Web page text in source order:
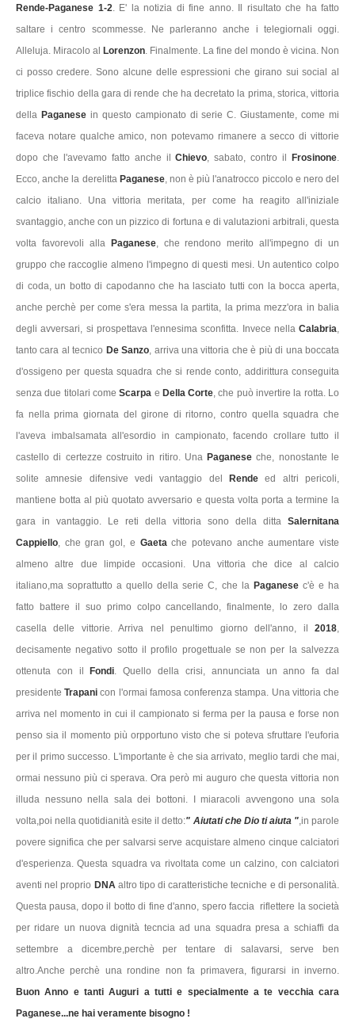
Rende-Paganese 1-2 . E' la notizia di fine anno. Il risultato che ha fatto
saltare i centro scommesse. Ne parleranno anche i telegiornali oggi.
Alleluja. Miracolo al Lorenzon . Finalmente. La fine del mondo è vicina. Non
ci posso credere. Sono alcune delle espressioni che girano sui social al
triplice fischio della gara di rende che ha decretato la prima, storica, vittoria
della Paganese in questo campionato di serie C. Giustamente, come mi
faceva notare qualche amico, non potevamo rimanere a secco di vittorie
dopo che l'avevamo fatto anche ilChievo , sabato, contro ilFrosinone
Ecco, anche la derelitta Paganese, non è più l'anatrocco piccolo e nero del
calcio italiano. Una vittoria meritata, per come ha reagito all'iniziale
svantaggio, anche con un pizzico di fortuna e di valutazioni arbitrali, questa
volta favorevoli alla Paganese, che rendono merito all'impegno di un
gruppo che raccoglie almeno l'impegno di questi mesi. Un autentico colpo
di coda, un botto di capodanno che ha lasciato tutti con la bocca aperta,
anche perchè per come s'era messa la partita, la prima mezz'ora in balia
degli avversari, si prospettava l'ennesima sconfitta. Invece nella Calabria
tanto cara al tecnico De Sanzo , arriva una vittoria che è più di una boccata
d'ossigeno per questa squadra che si rende conto, addirittura conseguita
senza due titolari comeScarpa e Della Corte , che può invertire la rotta. Lo
fa nella prima giornata del girone di ritorno, contro quella squadra che
l'aveva imbalsamata all'esordio in campionato, facendo crollare tutto il
castello di certezze costruito in ritiro. UnaPaganese che, nonostante le
solite amnesie difensive vedi vantaggio del Rende ed altri pericoli,
mantiene botta al più quotato avversario e questa volta porta a termine la
gara in vantaggio. Le reti della vittoria sono della ditta Salernitana
Cappiello , che gran gol, e Gaeta che potevano anche aumentare viste
almeno altre due limpide occasioni. Una vittoria che dice al calcio
italiano,ma soprattutto a quello della serie C, che la Paganesec'è e ha
fatto battere il suo primo colpo cancellando, finalmente, lo zero dalla
casella delle vittorie. Arriva nel penultimo giorno dell'anno, il 2018
decisamente negativo sotto il profilo progettuale se non per la salvezza
ottenuta con ilFondi . Quello della crisi, annunciata un anno fa dal
presidenteTrapani con l'ormai famosa conferenza stampa. Una vittoria che
arriva nel momento in cui il campionato si ferma per la pausa e forse non
penso sia il momento più orpportuno visto che si poteva sfruttare l'euforia
per il primo successo. L'importante è che sia arrivato, meglio tardi che mai,
ormai nessuno più ci sperava. Ora però mi auguro che questa vittoria non
illuda nessuno nella sala dei bottoni. I miaracoli avvengono una sola
volta,poi nella quotidianità esite il detto:" Aiutati che Dio ti aiuta ",in parole
povere significa che per salvarsi serve acquistare almeno cinque calciatori
d'esperienza. Questa squadra va rivoltata come un calzino, con calciatori
aventi nel proprio DNA altro tipo di caratteristiche tecniche e di personalità.
Questa pausa, dopo il botto di fine d'anno, spero faccia riflettere la società
per ridare un nuova dignità tecncia ad una squadra presa a schiaffi da
settembre a dicembre,perchè per tentare di salavarsi, serve ben
altro.Anche perchè una rondine non fa primavera, figurarsi in inverno.
Buon Anno e tanti Auguri a tutti e specialmente a te vecchia cara
Paganese...ne hai veramente bisogno !